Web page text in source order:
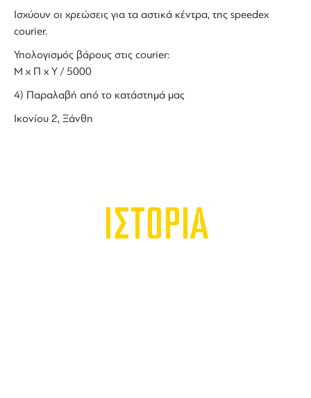
Ισχύουν οι χρεώσεις για τα αστικά κέντρα, της speedex
courier.
Υπολογισμός βάρους στις courier:
Μ x Π x Y / 5000
4) Παραλαβή από το κατάστημά μας
Ικονίου 2, Ξάνθη
ΙΣΤΟΡΙΑ